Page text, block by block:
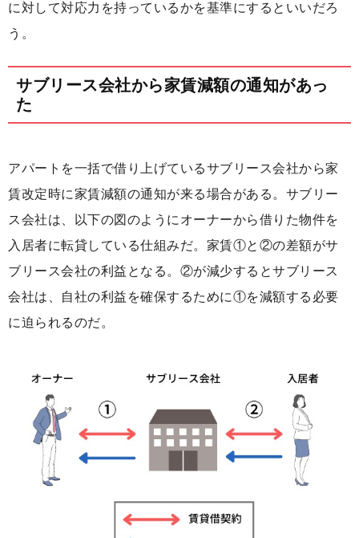
に対して対応力を持っているかを基準にするといいだろ
う。
サブリース会社から家賃減額の通知があっ
た
アパートを一括で借り上げているサブリース会社から家
賃改定時に家賃減額の通知が来る場合がある。サブリー
ス会社は、以下の図のようにオーナーから借りた物件を
入居者に転貸している仕組みだ。家賃①と②の差額がサ
ブリース会社の利益となる。②が減少するとサブリース
会社は、自社の利益を確保するために①を減額する必要
に迫られるのだ。